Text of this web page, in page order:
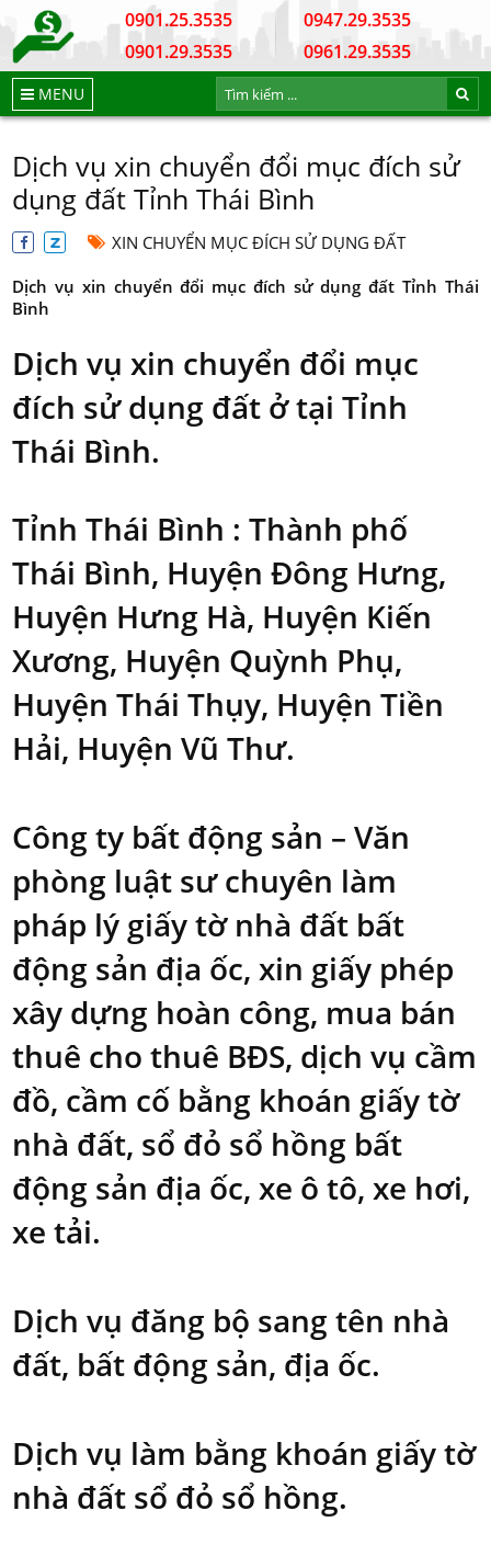
0901.25.3535
0901.29.3535
0947.29.3535
0961.29.3535
MENU
Dịch vụ xin chuyển đổi mục đích sử
dụng đất Tỉnh Thái Bình
XIN CHUYỂN MỤC ĐÍCH SỬ DỤNG ĐẤT
Dịch vụ xin chuyển đổi mục đích sử dụng đất Tỉnh Thái
Bình
Dịch vụ xin chuyển đổi mục
đích sử dụng đất ở tại Tỉnh
Thái Bình.
Tỉnh Thái Bình : Thành phố
Thái Bình, Huyện Đông Hưng,
Huyện Hưng Hà, Huyện Kiến
Xương, Huyện Quỳnh Phụ,
Huyện Thái Thụy, Huyện Tiền
Hải, Huyện Vũ Thư.
Công ty bất động sản – Văn
phòng luật sư chuyên làm
pháp lý giấy tờ nhà đất bất
động sản địa ốc, xin giấy phép
xây dựng hoàn công, mua bán
thuê cho thuê BĐS, dịch vụ cầm
đồ, cầm cố bằng khoán giấy tờ
nhà đất, sổ đỏ sổ hồng bất
động sản địa ốc, xe ô tô, xe hơi,
xe tải.
Dịch vụ đăng bộ sang tên nhà
đất, bất động sản, địa ốc.
Dịch vụ làm bằng khoán giấy tờ
nhà đất sổ đỏ sổ hồng.